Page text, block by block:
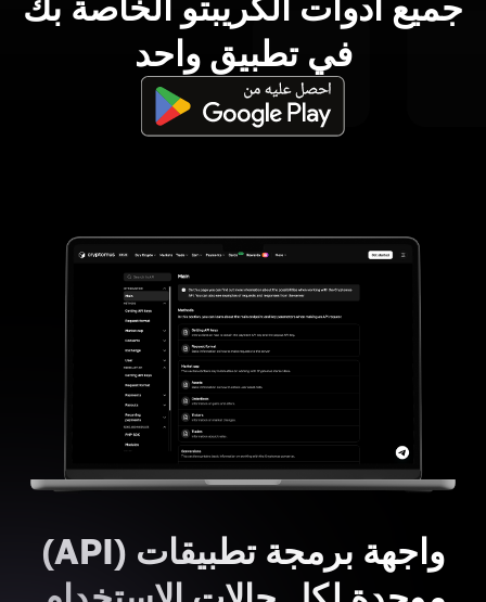
في تطبيق واحد
واجهة برمجة تطبيقات (API)